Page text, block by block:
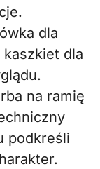
dla
kaszkiet dla
na ramię
podkreśli